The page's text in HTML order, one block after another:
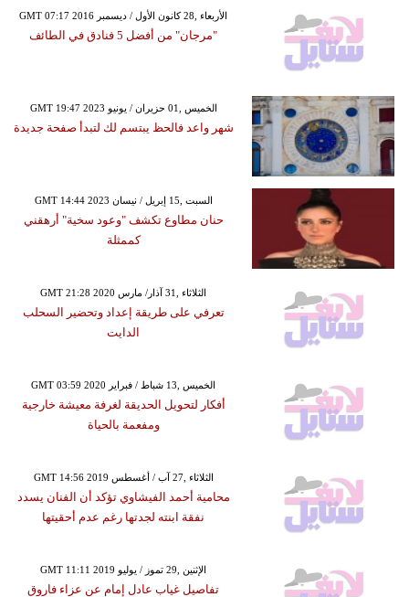
GMT 07:17 2016 الأربعاء ,28 كانون الأول / ديسمبر
"مرجان" من أفضل 5 فنادق في الطائف
GMT 19:47 2023 الخميس ,01 حزيران / يونيو
شهر واعد فالحظ يبتسم لك لتبدأ صفحة جديدة
GMT 14:44 2023 السبت ,15 إبريل / نيسان
حنان مطاوع تكشف "وعود سخية" أرهقني
كممثلة
GMT 21:28 2020 الثلاثاء ,31 آذار/ مارس
تعرفي على طريقة إعداد وتحضير السحلب
الدايت
GMT 03:59 2020 الخميس ,13 شباط / فبراير
أفكار لتحويل الحديقة لغرفة معيشة خارجية
ومفعمة بالحياة
GMT 14:56 2019 الثلاثاء ,27 آب / أغسطس
محامية أحمد الفيشاوي تؤكد أن الفنان يسدد
نفقة ابنته لجدتها رغم عدم أحقيتها
GMT 11:11 2019 الإثنين ,29 تموز / يوليو
تفاصيل غياب عادل إمام عن عزاء فاروق